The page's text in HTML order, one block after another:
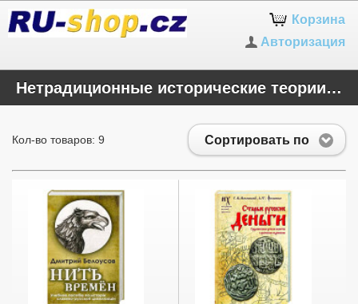
Корзина
Авторизация
Нетрадиционные исторические теории и гипотезы
Сортировать по
Кол-во товаров: 9